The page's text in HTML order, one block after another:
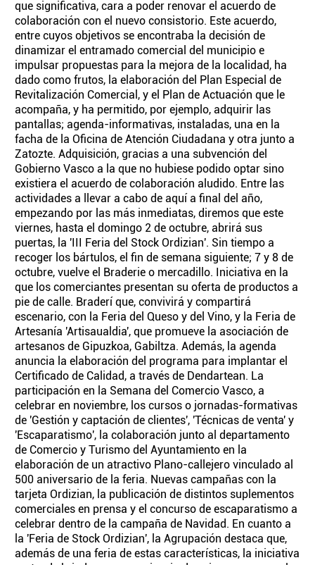
que significativa, cara a poder renovar el acuerdo de
colaboración con el nuevo consistorio. Este acuerdo,
entre cuyos objetivos se encontraba la decisión de
dinamizar el entramado comercial del municipio e
impulsar propuestas para la mejora de la localidad, ha
dado como frutos, la elaboración del Plan Especial de
Revitalización Comercial, y el Plan de Actuación que le
acompaña, y ha permitido, por ejemplo, adquirir las
pantallas; agenda-informativas, instaladas, una en la
facha de la Oficina de Atención Ciudadana y otra junto a
Zatozte. Adquisición, gracias a una subvención del
Gobierno Vasco a la que no hubiese podido optar sino
existiera el acuerdo de colaboración aludido. Entre las
actividades a llevar a cabo de aquí a final del año,
empezando por las más inmediatas, diremos que este
viernes, hasta el domingo 2 de octubre, abrirá sus
puertas, la 'III Feria del Stock Ordizian'. Sin tiempo a
recoger los bártulos, el fin de semana siguiente; 7 y 8 de
octubre, vuelve el Braderie o mercadillo. Iniciativa en la
que los comerciantes presentan su oferta de productos a
pie de calle. Braderí que, convivirá y compartirá
escenario, con la Feria del Queso y del Vino, y la Feria de
Artesanía 'Artisaualdia', que promueve la asociación de
artesanos de Gipuzkoa, Gabiltza. Además, la agenda
anuncia la elaboración del programa para implantar el
Certificado de Calidad, a través de Dendartean. La
participación en la Semana del Comercio Vasco, a
celebrar en noviembre, los cursos o jornadas-formativas
de 'Gestión y captación de clientes', 'Técnicas de venta' y
'Escaparatismo', la colaboración junto al departamento
de Comercio y Turismo del Ayuntamiento en la
elaboración de un atractivo Plano-callejero vinculado al
500 aniversario de la feria. Nuevas campañas con la
tarjeta Ordizian, la publicación de distintos suplementos
comerciales en prensa y el concurso de escaparatismo a
celebrar dentro de la campaña de Navidad. En cuanto a
la 'Feria de Stock Ordizian', la Agrupación destaca que,
además de una feria de estas características, la iniciativa